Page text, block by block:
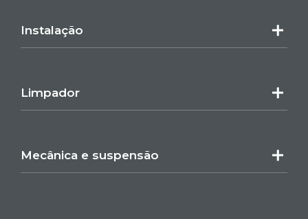
Instalação
Limpador
Mecânica e suspensão